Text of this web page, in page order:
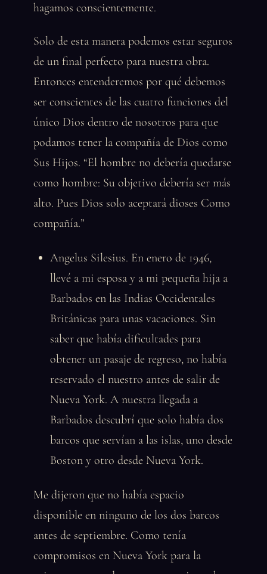
hagamos conscientemente.
Solo de esta manera podemos estar seguros
de un final perfecto para nuestra obra.
Entonces entenderemos por qué debemos
ser conscientes de las cuatro funciones del
único Dios dentro de nosotros para que
podamos tener la compañía de Dios como
Sus Hijos. “El hombre no debería quedarse
como hombre: Su objetivo debería ser más
alto. Pues Dios solo aceptará dioses Como
compañía.”
Angelus Silesius. En enero de 1946,
llevé a mi esposa y a mi pequeña hija a
Barbados en las Indias Occidentales
Británicas para unas vacaciones. Sin
saber que había dificultades para
obtener un pasaje de regreso, no había
reservado el nuestro antes de salir de
Nueva York. A nuestra llegada a
Barbados descubrí que solo había dos
barcos que servían a las islas, uno desde
Boston y otro desde Nueva York.
Me dijeron que no había espacio
disponible en ninguno de los dos barcos
antes de septiembre. Como tenía
compromisos en Nueva York para la